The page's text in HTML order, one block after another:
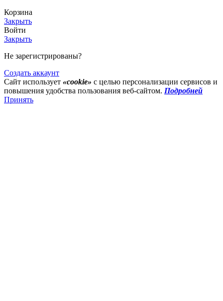
Корзина
Закрыть
Войти
Закрыть
Не зарегистрированы?
Создать аккаунт
Сайт использует «cookie» с целью персонализации сервисов и
повышения удобства пользования веб-сайтом. Подробней
Принять